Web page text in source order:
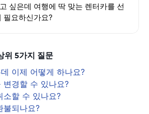
싶은데 여행에 딱 맞는 렌터카를 선
필요하신가요?
위 5가지 질문
이제 어떻게 하나요?
변경할 수 있나요?
소할 수 있나요?
불되나요?